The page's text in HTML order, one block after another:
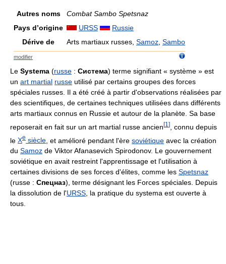
Autres noms
Combat Sambo Spetsnaz
Pays d’origine
URSS
Russie
Dérive de
Arts martiaux russes, Samoz Sambo
modifier
Le Systema (russe : Cистема) terme signifiant « système » est
un art martial russe utilisé par certains groupes des forces
spéciales russes. Il a été créé à partir d'observations réalisées par
des scientifiques, de certaines techniques utilisées dans différents
arts martiaux connus en Russie et autour de la planète. Sa base
reposerait en fait sur un art martial russe ancien[1 ]
, connu depuis
le Xe siècle , et amélioré pendant l'ère soviétique avec la création
du Samoz de Viktor Afanasevich Spirodonov. Le gouvernement
soviétique en avait restreint l'apprentissage et l'utilisation à
certaines divisions de ses forces d'élites, comme les Spetsnaz
(russe : Спецназ), terme désignant les Forces spéciales. Depuis
la dissolution de l'URSS, la pratique du systema est ouverte à
tous.